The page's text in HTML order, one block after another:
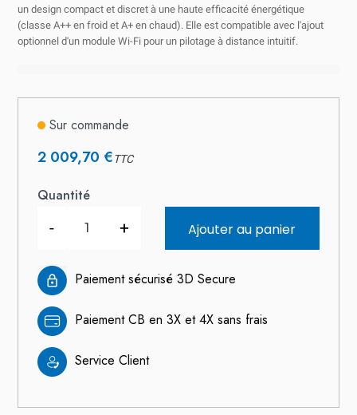
un design compact et discret à une haute efficacité énergétique
(classe A++ en froid et A+ en chaud). Elle est compatible avec l'ajout
optionnel d'un module Wi-Fi pour un pilotage à distance intuitif.
Sur commande
2 009,70 €TTC
Quantité
- + Ajouter au panier
Paiement sécurisé 3D Secure
Paiement CB en 3X et 4X sans frais
Service Client